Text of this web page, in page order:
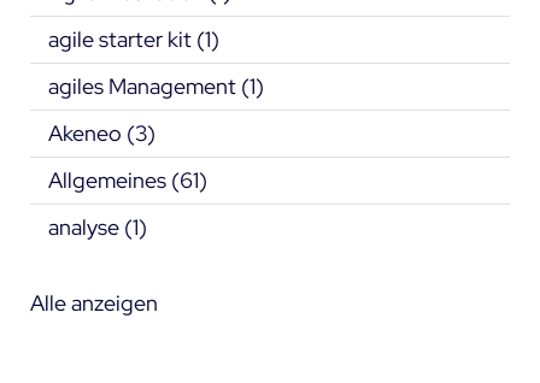
agile starter kit (1)
agiles Management (1)
Akeneo (3)
Allgemeines (61)
analyse (1)
Alle anzeigen